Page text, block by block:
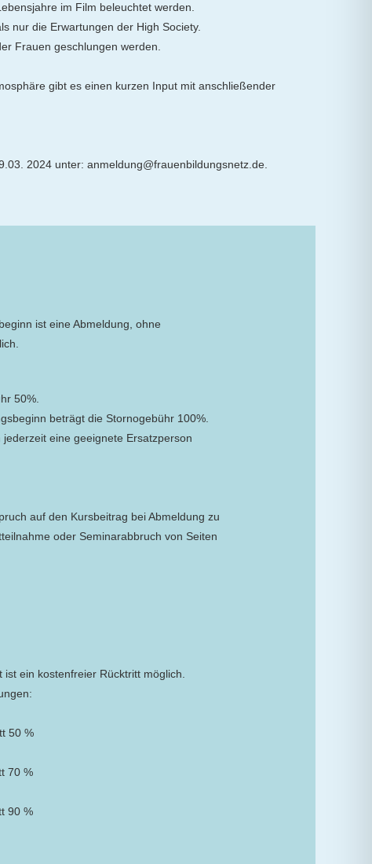
im Film beleuchtet werden.
nur die Erwartungen der High Society.
Frauen geschlungen werden.
gibt es einen kurzen Input mit anschließender
2024 unter: anmeldung@frauenbildungsnetz.de.
ist eine Abmeldung, ohne
50%.
beträgt die Stornogebühr 100%.
eine geeignete Ersatzperson
auf den Kursbeitrag bei Abmeldung zu
oder Seminarabbruch von Seiten
ist ein kostenfreier Rücktritt möglich.
50 %
70 %
90 %